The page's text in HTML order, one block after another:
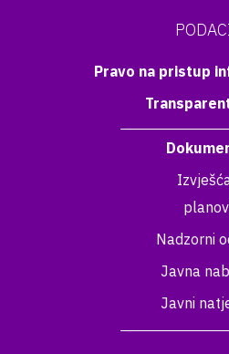
Pravo na pristup
Nadzorni
Javna
Javni